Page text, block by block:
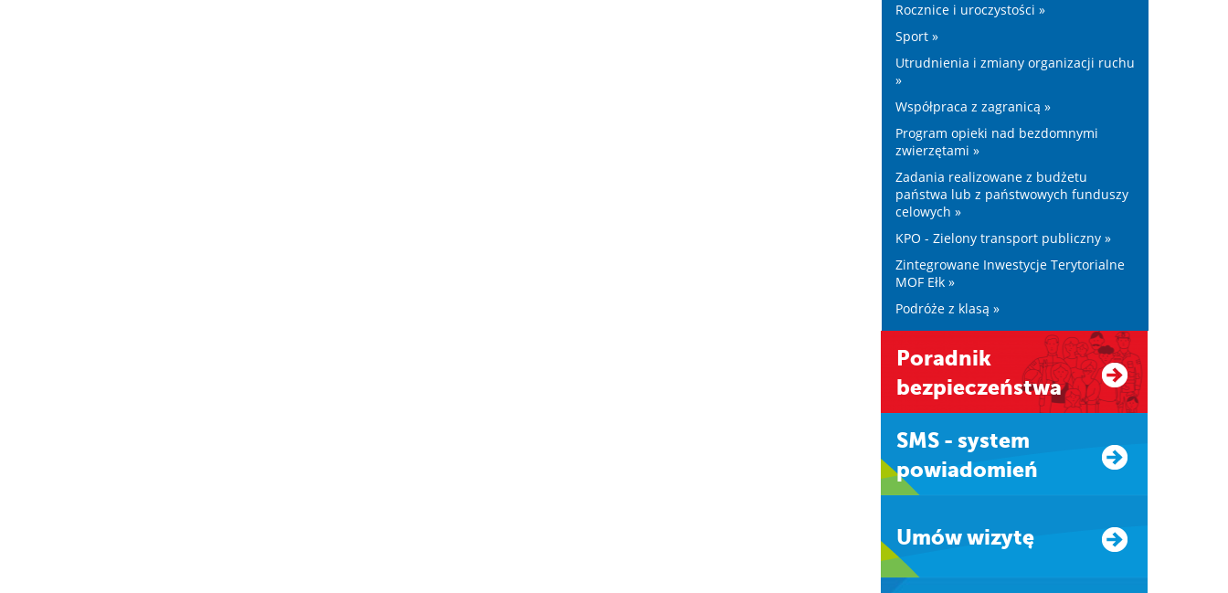
Rocznice i uroczystości »
Sport »
Utrudnienia i zmiany organizacji ruchu
»
Współpraca z zagranicą »
Program opieki nad bezdomnymi
zwierzętami »
Zadania realizowane z budżetu
państwa lub z państwowych funduszy
celowych »
KPO - Zielony transport publiczny »
Zintegrowane Inwestycje Terytorialne
MOF Ełk »
Podróże z klasą »
Poradnik
bezpieczeństwa
SMS - system
powiadomień
Umów wizytę